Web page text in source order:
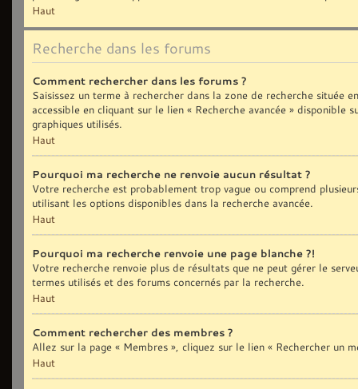
Haut
Recherche dans les forums
Comment rechercher dans les forums ?
Saisissez un terme à rechercher dans la zone de recherche située
accessible en cliquant sur le lien « Recherche avancée » disponible
graphiques utilisés.
Haut
Pourquoi ma recherche ne renvoie aucun résultat ?
Votre recherche est probablement trop vague ou comprend
utilisant les options disponibles dans la recherche avancée.
Haut
Pourquoi ma recherche renvoie une page blanche ?!
Votre recherche renvoie plus de résultats que ne peut gérer le
termes utilisés et des forums concernés par la recherche.
Haut
Comment rechercher des membres ?
Allez sur la page « Membres », cliquez sur le lien « Rechercher un
Haut